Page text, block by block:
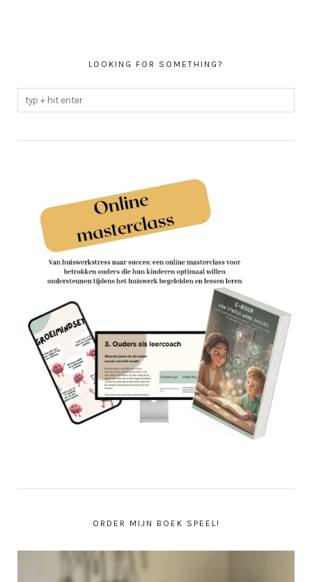
LOOKING FOR SOMETHING?
ORDER MIJN BOEK SPEEL!